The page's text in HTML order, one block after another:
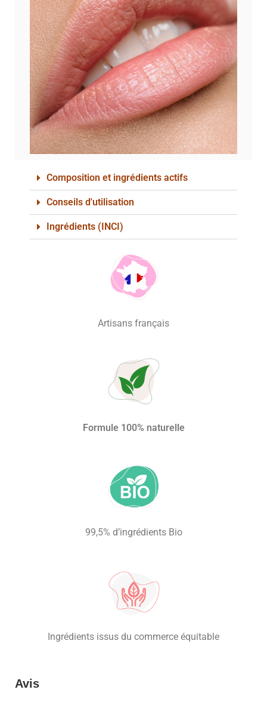
Composition et ingrédients actifs
Conseils d'utilisation
Ingrédients (INCI)
Artisans français
Formule 100% naturelle
99,5% d’ingrédients Bio
Ingrédients issus du commerce équitable
Avis